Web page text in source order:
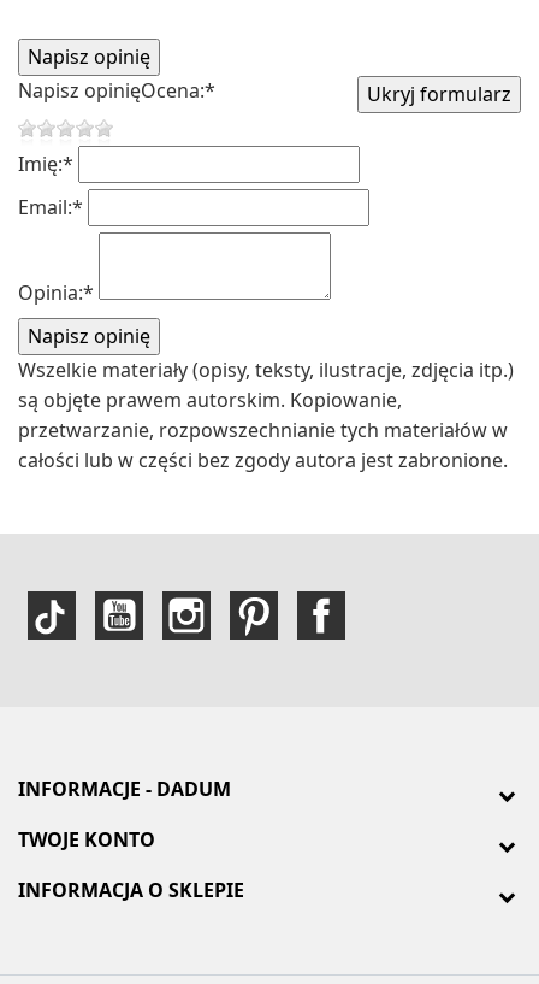
Napisz opinięOcena:*
Imię:*
Email:*
Opinia:*
Wszelkie materiały (opisy, teksty, ilustracje, zdjęcia itp.)
są objęte prawem autorskim. Kopiowanie,
przetwarzanie, rozpowszechnianie tych materiałów w
całości lub w części bez zgody autora jest zabronione.
INFORMACJE - DADUM
TWOJE KONTO
INFORMACJA O SKLEPIE